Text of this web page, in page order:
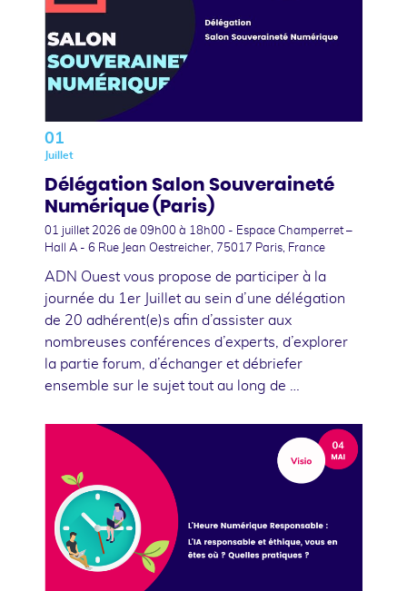
01
Juillet
Délégation Salon Souveraineté
Numérique (Paris)
01 juillet 2026 de 09h00 à 18h00 - Espace Champerret –
Hall A - 6 Rue Jean Oestreicher, 75017 Paris, France
ADN Ouest vous propose de participer à la
journée du 1er Juillet au sein d’une délégation
de 20 adhérent(e)s afin d’assister aux
nombreuses conférences d’experts, d’explorer
la partie forum, d’échanger et débriefer
ensemble sur le sujet tout au long de …